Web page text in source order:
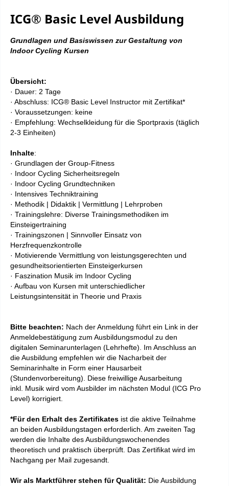
ICG® Basic Level Ausbildung
Grundlagen und Basiswissen zur Gestaltung von
Indoor Cycling Kursen
Übersicht:
· Dauer: 2 Tage
· Abschluss: ICG® Basic Level Instructor mit Zertifikat*
· Voraussetzungen: keine
· Empfehlung: Wechselkleidung für die Sportpraxis (täglich
2-3 Einheiten)
Inhalte:
· Grundlagen der Group-Fitness
· Indoor Cycling Sicherheitsregeln
· Indoor Cycling Grundtechniken
· Intensives Techniktraining
· Methodik | Didaktik | Vermittlung | Lehrproben
· Trainingslehre: Diverse Trainingsmethodiken im
Einsteigertraining
· Trainingszonen | Sinnvoller Einsatz von
Herzfrequenzkontrolle
· Motivierende Vermittlung von leistungsgerechten und
gesundheitsorientierten Einsteigerkursen
· Faszination Musik im Indoor Cycling
· Aufbau von Kursen mit unterschiedlicher
Leistungsintensität in Theorie und Praxis
Bitte beachten: Nach der Anmeldung führt ein Link in der
Anmeldebestätigung zum Ausbildungsmodul zu den
digitalen Seminarunterlagen (Lehrhefte). Im Anschluss an
die Ausbildung empfehlen wir die Nacharbeit der
Seminarinhalte in Form einer Hausarbeit
(Stundenvorbereitung). Diese freiwillige Ausarbeitung
inkl. Musik wird vom Ausbilder im nächsten Modul (ICG Pro
Level) korrigiert.
*Für den Erhalt des Zertifikates ist die aktive Teilnahme
an beiden Ausbildungstagen erforderlich. Am zweiten Tag
werden die Inhalte des Ausbildungswochenendes
theoretisch und praktisch überprüft. Das Zertifikat wird im
Nachgang per Mail zugesandt.
Wir als Marktführer stehen für Qualität: Die Ausbildung